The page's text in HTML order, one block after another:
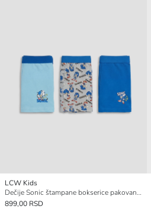
LCW Kids
Dečije Sonic štampane bokserice pakovanje od 3 komada
899,00 RSD